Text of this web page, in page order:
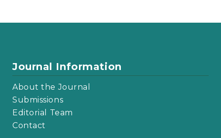
Journal Information
About the Journal
Submissions
Editorial Team
Contact